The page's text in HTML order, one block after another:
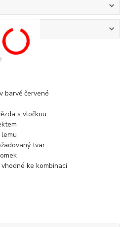
barvě červené
s vločkou
tvar
ke kombinaci